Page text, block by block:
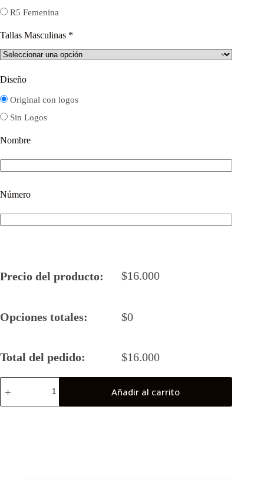
R5 Femenina
Tallas Masculinas *
Diseño
Original con logos
Sin Logos
Nombre
Número
Precio del producto: $16.000
Opciones totales: $0
Total del pedido: $16.000
Camiseta
Rugby
Añadir al carrito